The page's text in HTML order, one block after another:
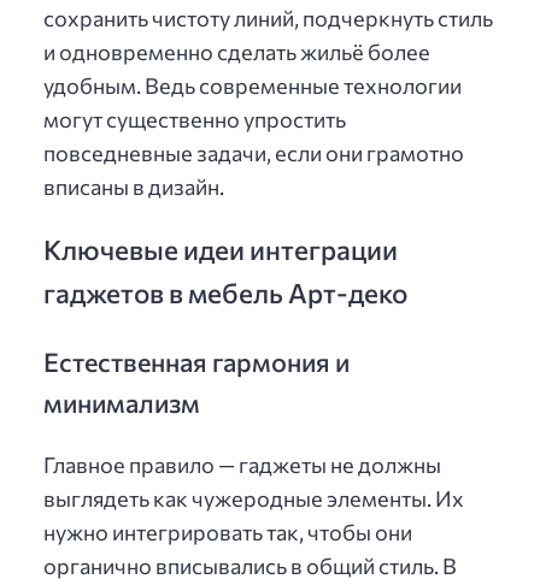
сохранить чистоту линий, подчеркнуть стиль
и одновременно сделать жильё более
удобным. Ведь современные технологии
могут существенно упростить
повседневные задачи, если они грамотно
вписаны в дизайн.
Ключевые идеи интеграции
гаджетов в мебель Арт-деко
Естественная гармония и
минимализм
Главное правило — гаджеты не должны
выглядеть как чужеродные элементы. Их
нужно интегрировать так, чтобы они
органично вписывались в общий стиль. В